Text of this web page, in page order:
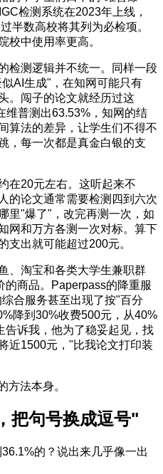
检测系统在2023年上线，
半数高校将其列为必检项。
校中使用率更高。
检测逻辑并不统一。同样一段
AI生成"，在知网可能只有
。闯子的论文就经历过这
普测出63.53%，知网的结
算法的差异，让学生们不得不
，每一次都是真金白银的支
在20元左右。这听起来不
的论文通常需要检测四到六次
"爆了"，改完再测一次，如
网和万方各测一次对标。算下
支出就可能超过200元。
、淘宝和各类大学生兼职群
商品。Paperpass的降重服
合服务甚至出现了按"百分
降到30%收费500元，从40%
告诉我，他为了稳妥起见，找
近1500元，"比我论文打印装
方法本身。
把句号换成逗号"
的？说出来几乎像一出